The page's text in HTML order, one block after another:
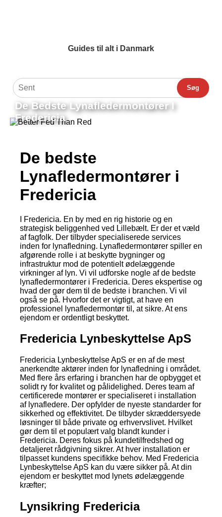
Guides til alt i Danmark
Søg
De Bedste Lynafledermontører I
Fredericia
De bedste
Lynafledermontører i
Fredericia
I Fredericia. En by med en rig historie og en
strategisk beliggenhed ved Lillebælt. Er der et væld
af fagfolk. Der tilbyder specialiserede services
inden for lynafledning. Lynafledermontører spiller en
afgørende rolle i at beskytte bygninger og
infrastruktur mod de potentielt ødelæggende
virkninger af lyn. Vi vil udforske nogle af de bedste
lynafledermontører i Fredericia. Deres ekspertise og
hvad der gør dem til de bedste i branchen. Vi vil
også se på. Hvorfor det er vigtigt, at have en
professionel lynafledermontør til, at sikre. At ens
ejendom er ordentligt beskyttet.
Fredericia Lynbeskyttelse ApS
Fredericia Lynbeskyttelse ApS er en af de mest
anerkendte aktører inden for lynafledning i området.
Med flere års erfaring i branchen har de opbygget et
solidt ry for kvalitet og pålidelighed. Deres team af
certificerede montører er specialiseret i installation
af lynafledere. Der opfylder de nyeste standarder for
sikkerhed og effektivitet. De tilbyder skræddersyede
løsninger til både private og erhvervslivet. Hvilket
gør dem til et populært valg blandt kunder i
Fredericia. Deres fokus på kundetilfredshed og
detaljeret rådgivning sikrer. At hver installation er
tilpasset kundens specifikke behov. Med Fredericia
Lynbeskyttelse ApS kan du være sikker på. At din
ejendom er beskyttet mod lynets ødelæggende
kræfter;
Lynsikring Fredericia